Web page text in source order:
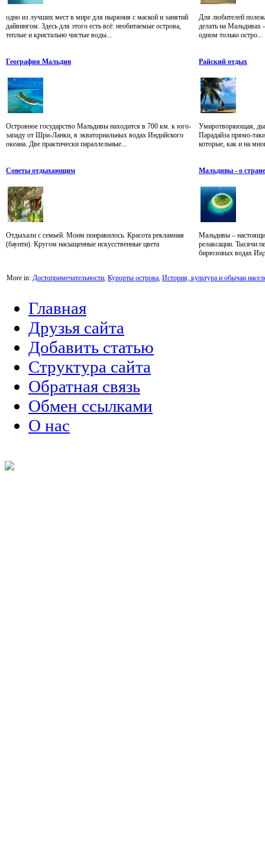
одно из лучших мест в мире для ныряния с маской и занятий
дайвингом. Здесь для этого есть всё: необитаемые острова,
теплые и кристально чистые воды...
Для любителей
делать на Мальдивах
одном только остро...
География Мальдив
Островное государство Мальдивы находится в 700 км. к юго-
западу от Шри-Ланки, в экваториальных водах Индийского
океана. Две практически параллельные...
Райский отдых
Умиротворяющая,
Парадайза прямо-
которые, как и на
Советы отдыхающим
Отдыхали с семьей. Моим понравилось. Красота рекламная
(баунти). Кругом насыщенные искусственные цвета
Мальдивы - о стране
Мальдивы –
релаксации. Тысячи
бирюзовых водах
More in: Достопримечательности, Курорты острова, История, культура и обычаи
Главная
Друзья сайта
Добавить статью
Структура сайта
Обратная связь
Обмен ссылками
О нас